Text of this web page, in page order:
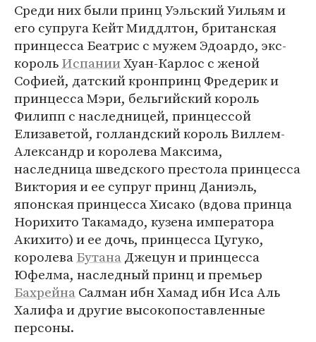
Среди них были принц Уэльский Уильям и
его супруга Кейт Миддлтон, британская
принцесса Беатрис с мужем Эдоардо, экс-
корольИспанииХуан-Карлос с женой
Софией, датский кронпринц Фредерик и
принцесса Мэри, бельгийский король
Филипп с наследницей, принцессой
Елизаветой, голландский король Виллем-
Александр и королева Максима,
наследница шведского престола принцесса
Виктория и ее супруг принц Даниэль,
японская принцесса Хисако (вдова принца
Норихито Такамадо, кузена императора
Акихито) и ее дочь, принцесса Цугуко,
королеваБутанаДжецун и принцесса
Юфелма, наследный принц и премьер
БахрейнаСалман ибн Хамад ибн Иса Аль
Халифа и другие высокопоставленные
персоны.